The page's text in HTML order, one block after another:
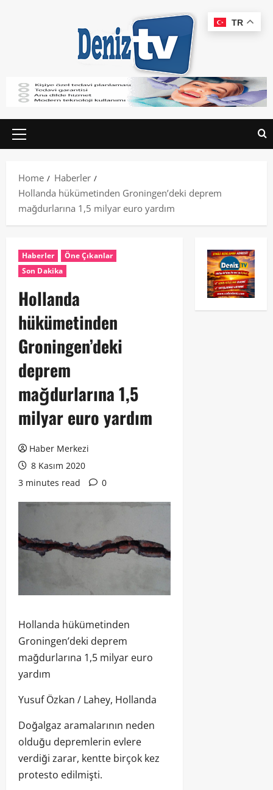
Home
Haberler
Hollanda hükümetinden Groningen’deki deprem
mağdurlarına 1,5 milyar euro yardım
Haberler
Öne Çıkanlar
Son Dakika
Hollanda
hükümetinden
Groningen’deki
deprem
mağdurlarına 1,5
milyar euro yardım
Haber Merkezi
8 Kasım 2020
3 minutes read
0
Hollanda hükümetinden
Groningen’deki deprem
mağdurlarına 1,5 milyar euro
yardım
Yusuf Özkan / Lahey, Hollanda
Doğalgaz aramalarının neden
olduğu depremlerin evlere
verdiği zarar, kentte birçok kez
protesto edilmişti.
TR